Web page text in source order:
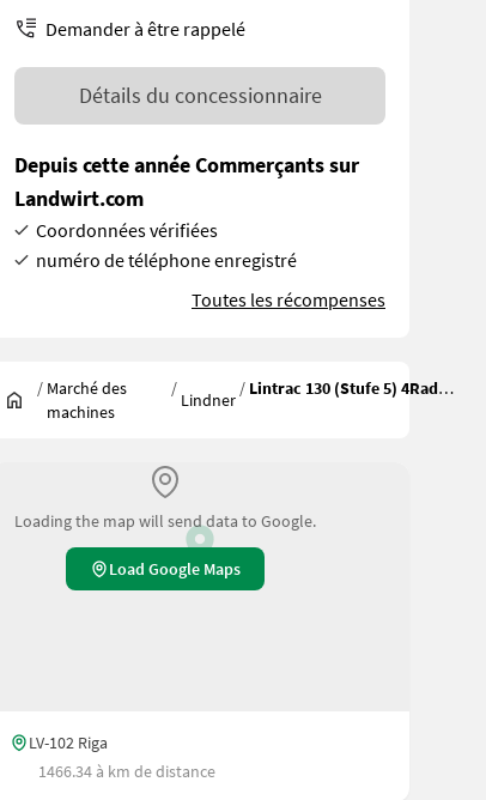
Demander à être rappelé
Détails du concessionnaire
Depuis cette année Commerçants sur
Landwirt.com
Coordonnées vérifiées
numéro de téléphone enregistré
Toutes les récompenses
/ Marché des
machines
/
Lindner
/ Lintrac 130 (Stufe 5) 4Rad-Lenkung
Loading the map will send data to Google.
Load Google Maps
LV-102 Riga
1466.34 à km de distance